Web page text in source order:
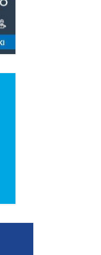
Postu 2021
– Grupa 1
– Grupa 3